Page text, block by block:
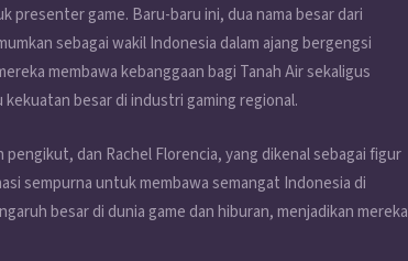
game. Baru-baru ini, dua nama besar dari
sebagai wakil Indonesia dalam ajang bergengsi
membawa kebanggaan bagi Tanah Air sekaligus
besar di industri gaming regional.
dan Rachel Florencia, yang dikenal sebagai figur
sempurna untuk membawa semangat Indonesia di
besar di dunia game dan hiburan, menjadikan mereka